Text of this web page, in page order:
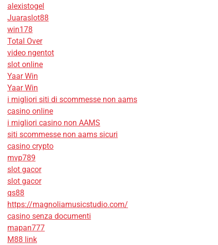
alexistogel
Juaraslot88
win178
Total Over
video ngentot
slot online
Yaar Win
Yaar Win
i migliori siti di scommesse non aams
casino online
i migliori casino non AAMS
siti scommesse non aams sicuri
casino crypto
mvp789
slot gacor
slot gacor
qs88
https://magnoliamusicstudio.com/
casino senza documenti
mapan777
M88 link